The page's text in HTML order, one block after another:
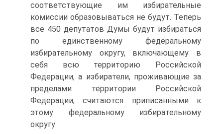
соответствующие им избирательные
комиссии образовываться не будут. Теперь
все 450 депутатов Думы будут избираться
по единственному федеральному
избирательному округу, включающему в
себя всю территорию Российской
Федерации, а избиратели, проживающие за
пределами территории Российской
Федерации, считаются приписанными к
этому федеральному избирательному
округу